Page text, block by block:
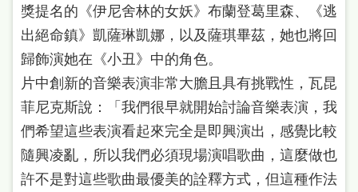
獎提名的《伊尼舍林的女妖》布蘭登葛里森、《逃
出絕命鎮》凱薩琳凱娜，以及薩琪畢茲，她也將回
歸飾演她在《小丑》中的角色。
片中創新的音樂表演非常大膽且具有挑戰性，瓦昆
菲尼克斯說：「我們很早就開始討論音樂表演，我
們希望這些表演看起來完全是即興演出，感覺比較
隨興凌亂，所以我們必須現場演唱歌曲，這麼做也
許不是對這些歌曲最優美的詮釋方式，但這種作法